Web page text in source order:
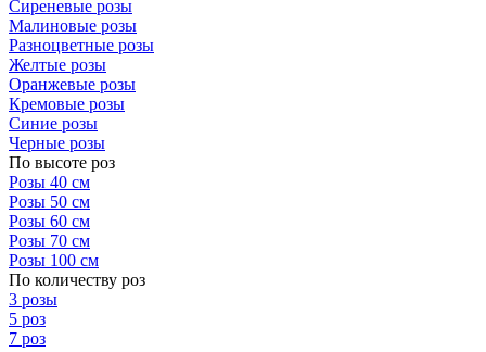
Сиреневые розы
Малиновые розы
Разноцветные розы
Желтые розы
Оранжевые розы
Кремовые розы
Синие розы
Черные розы
По высоте роз
Розы 40 см
Розы 50 см
Розы 60 см
Розы 70 см
Розы 100 см
По количеству роз
3 розы
5 роз
7 роз